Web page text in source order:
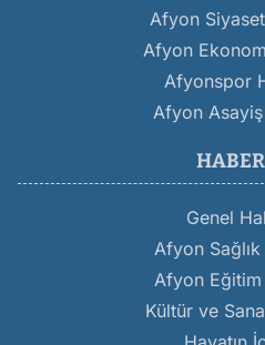
Afyon
Afyon
Afyonspor
Afyon
Genel
Afyon
Afyon
Kültür ve